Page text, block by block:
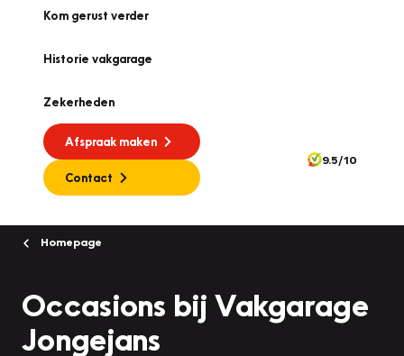
Kom gerust verder
Historie vakgarage
Zekerheden
Afspraak maken
Contact
9.5/10
Homepage
Occasions bij Vakgarage
Jongejans